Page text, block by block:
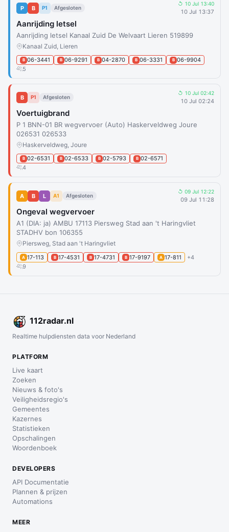
P B P1 Afgesloten
↺ 10 Jul 13:40
10 Jul 13:37
Aanrijding letsel
Aanrijding letsel Kanaal Zuid De Welvaart Lieren 519899
Kanaal Zuid, Lieren
B 06-3441 B 06-9291 B 04-2870 B 06-3331 B 06-9904
5
B P1 Afgesloten
↺ 10 Jul 02:42
10 Jul 02:24
Voertuigbrand
P 1 BNN-01 BR wegvervoer (Auto) Haskerveldweg Joure
026531 026533
Haskerveldweg, Joure
B 02-6531 B 02-6533 B 02-5793 B 02-6571
4
A B L A1 Afgesloten
↺ 09 Jul 12:22
09 Jul 11:28
Ongeval wegvervoer
A1 (DIA: ja) AMBU 17113 Piersweg Stad aan 't Haringvliet
STADHV bon 106355
Piersweg, Stad aan 't Haringvliet
A 17-113 B 17-4531 B 17-4731 B 17-9197 A 17-811
+4
9
112radar.nl
Realtime hulpdiensten data voor Nederland
PLATFORM
Live kaart
Zoeken
Nieuws & foto's
Veiligheidsregio's
Gemeentes
Kazernes
Statistieken
Opschalingen
Woordenboek
DEVELOPERS
API Documentatie
Plannen & prijzen
Automations
MEER